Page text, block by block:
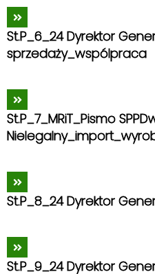
St.P_6_24 Dyrektor
sprzedaży_wspólpraca
St.P_7_MRiT_Pismo
St.P_8_24 Dyrektor
St.P_9_24 Dyrektor